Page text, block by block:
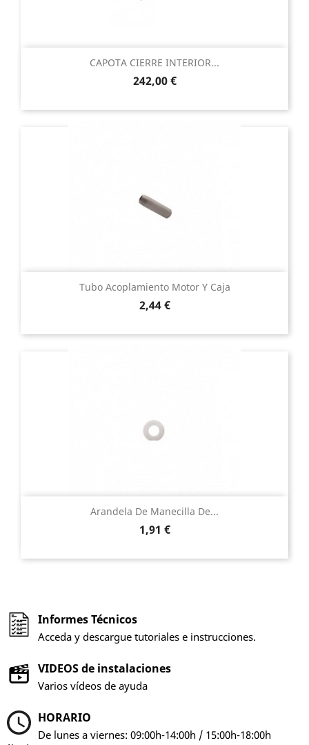
CAPOTA CIERRE INTERIOR...
Precio
242,00 €
Tubo Acoplamiento Motor Y Caja
Precio
2,44 €
Arandela De Manecilla De...
Precio
1,91 €
Informes Técnicos
Acceda y descargue tutoriales e instrucciones.
VIDEOS de instalaciones
Varios vídeos de ayuda
HORARIO
De lunes a viernes: 09:00h-14:00h / 15:00h-18:00h